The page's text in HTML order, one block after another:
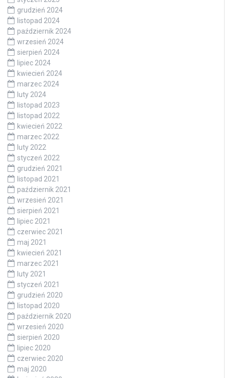
grudzień 2024
listopad 2024
październik 2024
wrzesień 2024
sierpień 2024
lipiec 2024
kwiecień 2024
marzec 2024
luty 2024
listopad 2023
listopad 2022
kwiecień 2022
marzec 2022
luty 2022
styczeń 2022
grudzień 2021
listopad 2021
październik 2021
wrzesień 2021
sierpień 2021
lipiec 2021
czerwiec 2021
maj 2021
kwiecień 2021
marzec 2021
luty 2021
styczeń 2021
grudzień 2020
listopad 2020
październik 2020
wrzesień 2020
sierpień 2020
lipiec 2020
czerwiec 2020
maj 2020